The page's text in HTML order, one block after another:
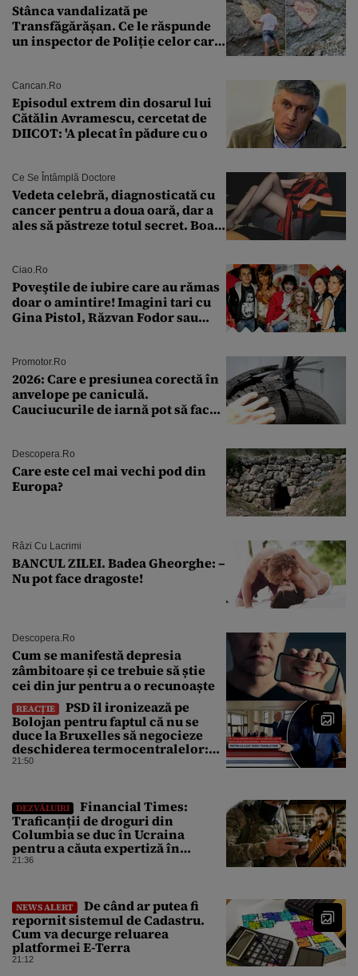
Stânca vandalizată pe
Transfăgărășan. Ce le răspunde
un inspector de Poliție celor care
Cancan.ro
Episodul extrem din dosarul lui
Cătălin Avramescu, cercetat de
DIICOT: 'A plecat în pădure cu o
Ce Se Întâmplă Doctore
Vedeta celebră, diagnosticată cu
cancer pentru a doua oară, dar a
ales să păstreze totul secret. Boala
Ciao.ro
Poveştile de iubire care au rămas
doar o amintire! Imagini tari cu
Gina Pistol, Răzvan Fodor sau
Promotor.ro
2026: Care e presiunea corectă în
anvelope pe caniculă.
Cauciucurile de iarnă pot să facă
Descopera.ro
Care este cel mai vechi pod din
Europa?
Râzi Cu Lacrimi
BANCUL ZILEI. Badea Gheorghe: –
Nu pot face dragoste!
Descopera.ro
Cum se manifestă depresia
zâmbitoare și ce trebuie să știe
cei din jur pentru a o recunoaște
REACȚIE
PSD îl ironizează pe
Bolojan pentru faptul că nu se
duce la Bruxelles să negocieze
deschiderea termocentralelor:
„Pentru că a dat afară
21:50
DEZVĂLUIRI
Financial Times:
Traficanții de droguri din
Columbia se duc în Ucraina
pentru a căuta expertiză în
domeniul dronelor
21:36
NEWS ALERT
De când ar putea fi
repornit sistemul de Cadastru.
Cum va decurge reluarea
platformei E-Terra
21:12